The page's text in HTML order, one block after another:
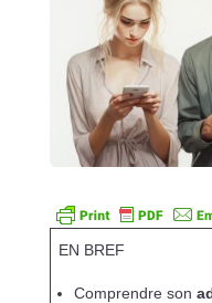
EN BREF
Comprendre son